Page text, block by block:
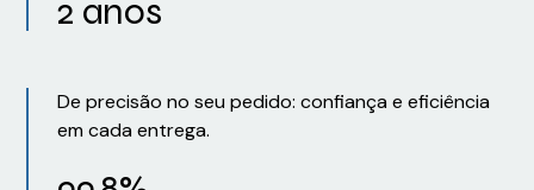
2 anos
De precisão no seu pedido: confiança e eficiência
em cada entrega.